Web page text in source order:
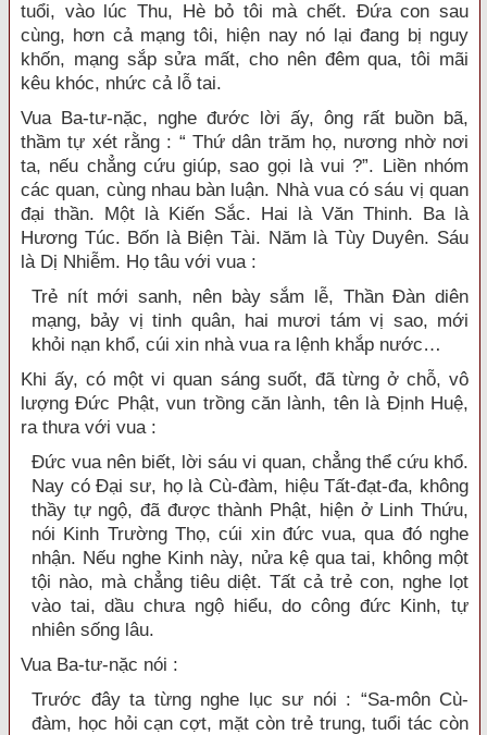
tuổi, vào lúc Thu, Hè bỏ tôi mà chết. Đứa con sau
cùng, hơn cả mạng tôi, hiện nay nó lại đang bị nguy
khốn, mạng sắp sửa mất, cho nên đêm qua, tôi mãi
kêu khóc, nhức cả lỗ tai.
Vua Ba-tư-nặc, nghe đước lời ấy, ông rất buồn bã,
thầm tự xét rằng : “ Thứ dân trăm họ, nương nhờ nơi
ta, nếu chẳng cứu giúp, sao gọi là vui ?”. Liền nhóm
các quan, cùng nhau bàn luận. Nhà vua có sáu vị quan
đại thần. Một là Kiến Sắc. Hai là Văn Thinh. Ba là
Hương Túc. Bốn là Biện Tài. Năm là Tùy Duyên. Sáu
là Dị Nhiễm. Họ tâu với vua :
Trẻ nít mới sanh, nên bày sắm lễ, Thần Đàn diên
mạng, bảy vị tinh quân, hai mươi tám vị sao, mới
khỏi nạn khổ, cúi xin nhà vua ra lệnh khắp nước…
Khi ấy, có một vi quan sáng suốt, đã từng ở chỗ, vô
lượng Đức Phật, vun trồng căn lành, tên là Định Huệ,
ra thưa với vua :
Đức vua nên biết, lời sáu vi quan, chẳng thể cứu khổ.
Nay có Đại sư, họ là Cù-đàm, hiệu Tất-đạt-đa, không
thầy tự ngộ, đã được thành Phật, hiện ở Linh Thứu,
nói Kinh Trường Thọ, cúi xin đức vua, qua đó nghe
nhận. Nếu nghe Kinh này, nửa kệ qua tai, không một
tội nào, mà chẳng tiêu diệt. Tất cả trẻ con, nghe lọt
vào tai, dầu chưa ngộ hiểu, do công đức Kinh, tự
nhiên sống lâu.
Vua Ba-tư-nặc nói :
Trước đây ta từng nghe lục sư nói : “Sa-môn Cù-
đàm, học hỏi cạn cợt, mặt còn trẻ trung, tuổi tác còn